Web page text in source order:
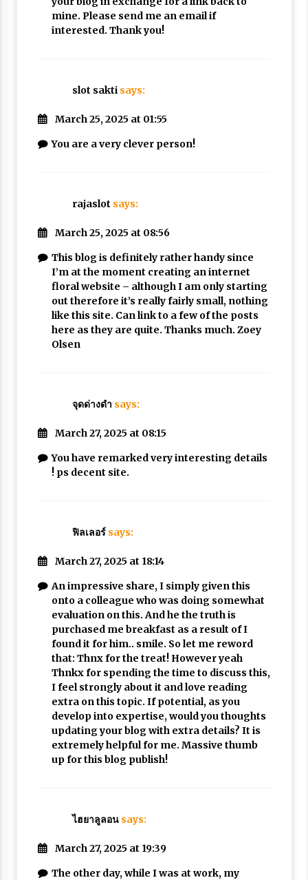
mine. Please send me an email if
interested. Thank you!
slot sakti says:
March 25, 2025 at 01:55
You are a very clever person!
rajaslot says:
March 25, 2025 at 08:56
This blog is definitely rather handy since
I’m at the moment creating an internet
floral website – although I am only starting
out therefore it’s really fairly small, nothing
like this site. Can link to a few of the posts
here as they are quite. Thanks much. Zoey
Olsen
จุดด่างดำ says:
March 27, 2025 at 08:15
You have remarked very interesting details
! ps decent site.
ฟิลเลอร์ says:
March 27, 2025 at 18:14
An impressive share, I simply given this
onto a colleague who was doing somewhat
evaluation on this. And he the truth is
purchased me breakfast as a result of I
found it for him.. smile. So let me reword
that: Thnx for the treat! However yeah
Thnkx for spending the time to discuss this,
I feel strongly about it and love reading
extra on this topic. If potential, as you
develop into expertise, would you thoughts
updating your blog with extra details? It is
extremely helpful for me. Massive thumb
up for this blog publish!
ไฮยาลูลอน says:
March 27, 2025 at 19:39
The other day, while I was at work, my